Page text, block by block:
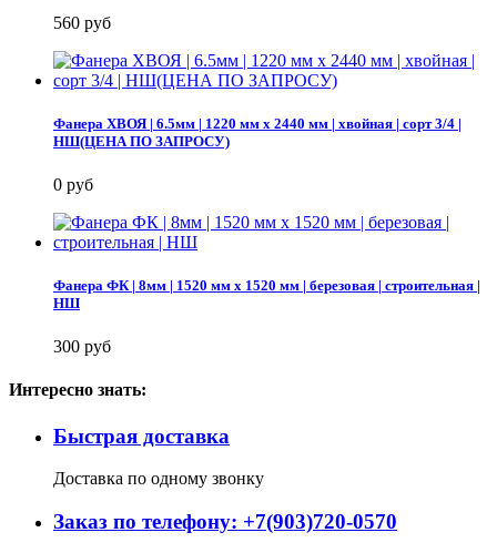
560 руб
Фанера ХВОЯ | 6.5мм | 1220 мм х 2440 мм | хвойная | сорт 3/4 |
НШ(ЦЕНА ПО ЗАПРОСУ)
0 руб
Фанера ФК | 8мм | 1520 мм х 1520 мм | березовая | строительная |
НШ
300 руб
Интересно знать:
Быстрая доставка
Доставка по одному звонку
Заказ по телефону: +7(903)720-0570